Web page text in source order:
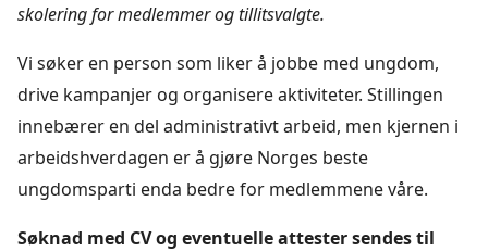
skolering for medlemmer og tillitsvalgte.
Vi søker en person som liker å jobbe med ungdom,
drive kampanjer og organisere aktiviteter. Stillingen
innebærer en del administrativt arbeid, men kjernen i
arbeidshverdagen er å gjøre Norges beste
ungdomsparti enda bedre for medlemmene våre.
Søknad med CV og eventuelle attester sendes til